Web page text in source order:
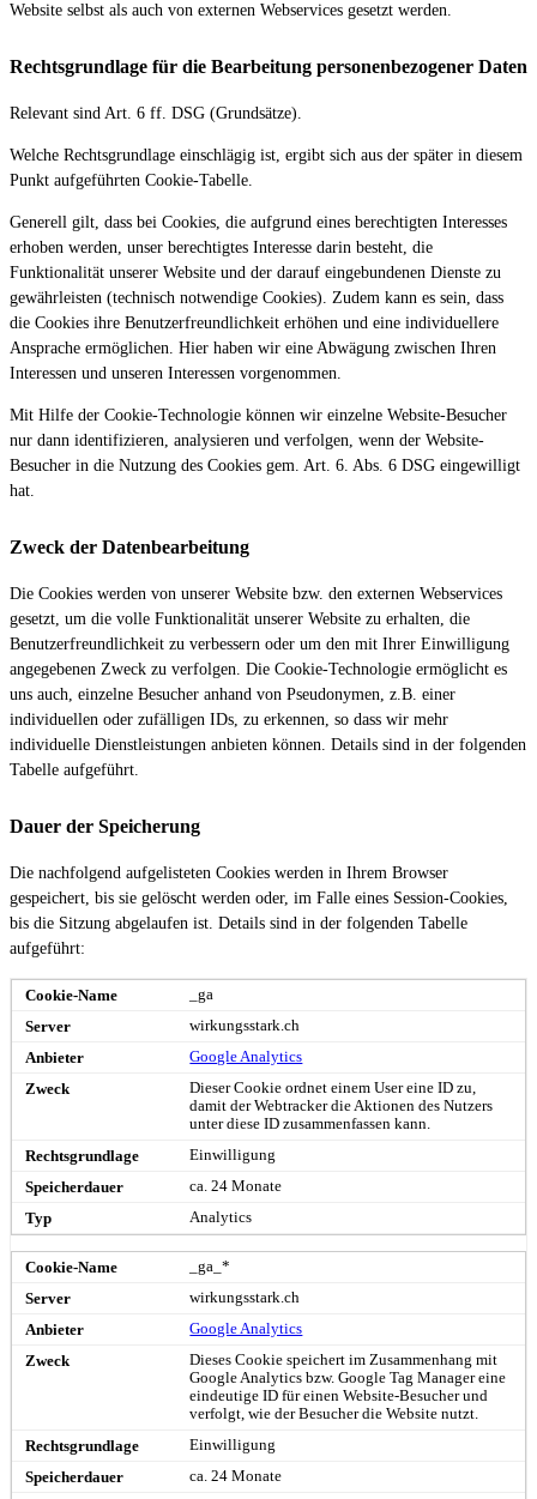
Website selbst als auch von externen Webservices gesetzt werden.
Rechtsgrundlage für die Bearbeitung personenbezogener Daten
Relevant sind Art. 6 ff. DSG (Grundsätze).
Welche Rechtsgrundlage einschlägig ist, ergibt sich aus der später in diesem
Punkt aufgeführten Cookie-Tabelle.
Generell gilt, dass bei Cookies, die aufgrund eines berechtigten Interesses
erhoben werden, unser berechtigtes Interesse darin besteht, die
Funktionalität unserer Website und der darauf eingebundenen Dienste zu
gewährleisten (technisch notwendige Cookies). Zudem kann es sein, dass
die Cookies ihre Benutzerfreundlichkeit erhöhen und eine individuellere
Ansprache ermöglichen. Hier haben wir eine Abwägung zwischen Ihren
Interessen und unseren Interessen vorgenommen.
Mit Hilfe der Cookie-Technologie können wir einzelne Website-Besucher
nur dann identifizieren, analysieren und verfolgen, wenn der Website-
Besucher in die Nutzung des Cookies gem. Art. 6. Abs. 6 DSG eingewilligt
hat.
Zweck der Datenbearbeitung
Die Cookies werden von unserer Website bzw. den externen Webservices
gesetzt, um die volle Funktionalität unserer Website zu erhalten, die
Benutzerfreundlichkeit zu verbessern oder um den mit Ihrer Einwilligung
angegebenen Zweck zu verfolgen. Die Cookie-Technologie ermöglicht es
uns auch, einzelne Besucher anhand von Pseudonymen, z.B. einer
individuellen oder zufälligen IDs, zu erkennen, so dass wir mehr
individuelle Dienstleistungen anbieten können. Details sind in der folgenden
Tabelle aufgeführt.
Dauer der Speicherung
Die nachfolgend aufgelisteten Cookies werden in Ihrem Browser
gespeichert, bis sie gelöscht werden oder, im Falle eines Session-Cookies,
bis die Sitzung abgelaufen ist. Details sind in der folgenden Tabelle
aufgeführt:
_ga
wirkungsstark.ch
Google Analytics
Dieser Cookie ordnet einem User eine ID zu,
damit der Webtracker die Aktionen des Nutzers
unter diese ID zusammenfassen kann.
Einwilligung
ca. 24 Monate
Analytics
_ga_*
wirkungsstark.ch
Google Analytics
Dieses Cookie speichert im Zusammenhang mit
Google Analytics bzw. Google Tag Manager eine
eindeutige ID für einen Website-Besucher und
verfolgt, wie der Besucher die Website nutzt.
Einwilligung
ca. 24 Monate